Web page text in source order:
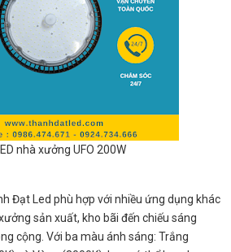
nhà xưởng UFO 200W
Đạt Led phù hợp với nhiều ứng dụng khác
sản xuất, kho bãi đến chiếu sáng
cộng. Với ba màu ánh sáng: Trắng